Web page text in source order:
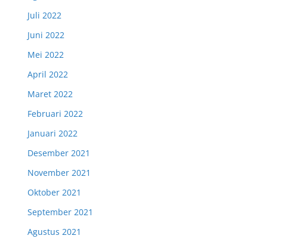
Juli 2022
Juni 2022
Mei 2022
April 2022
Maret 2022
Februari 2022
Januari 2022
Desember 2021
November 2021
Oktober 2021
September 2021
Agustus 2021